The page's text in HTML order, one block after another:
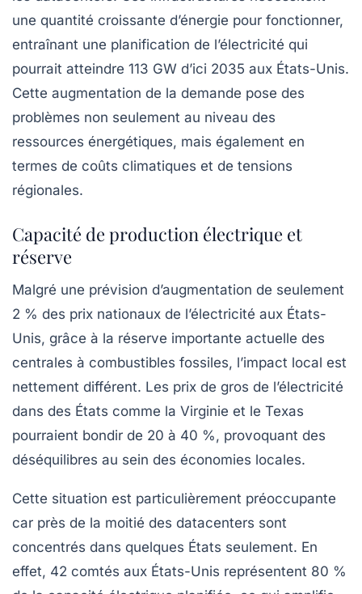
une quantité croissante d’énergie pour fonctionner,
entraînant une planification de l’électricité qui
pourrait atteindre 113 GW d’ici 2035 aux États-Unis.
Cette augmentation de la demande pose des
problèmes non seulement au niveau des
ressources énergétiques, mais également en
termes de coûts climatiques et de tensions
régionales.
Capacité de production électrique et
réserve
Malgré une prévision d’augmentation de seulement
2 % des prix nationaux de l’électricité aux États-
Unis, grâce à la réserve importante actuelle des
centrales à combustibles fossiles, l’impact local est
nettement différent. Les prix de gros de l’électricité
dans des États comme la Virginie et le Texas
pourraient bondir de 20 à 40 %, provoquant des
déséquilibres au sein des économies locales.
Cette situation est particulièrement préoccupante
car près de la moitié des datacenters sont
concentrés dans quelques États seulement. En
effet, 42 comtés aux États-Unis représentent 80 %